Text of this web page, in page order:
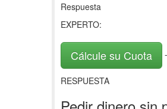
Respuesta
EXPERTO:
Cálcule su Cuota -
RESPUESTA